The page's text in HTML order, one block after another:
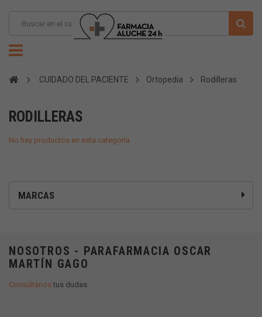
CUIDADO DEL PACIENTE Ortopedia Rodilleras
MARCAS
RODILLERAS
No hay productos en esta categoría
NOSOTROS - PARAFARMACIA OSCAR
MARTÍN GAGO
Consúltanostus dudas.